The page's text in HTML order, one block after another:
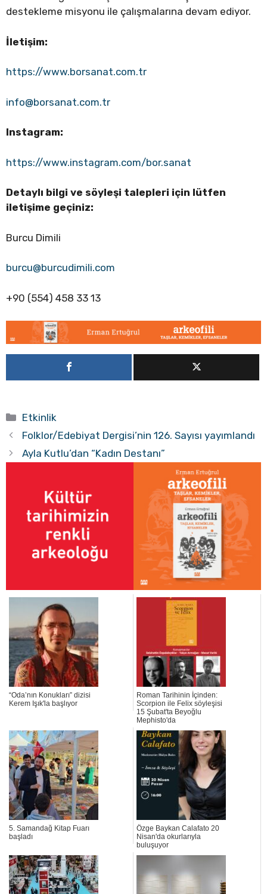
destekleme misyonu ile çalışmalarına devam ediyor.
İletişim:
https://www.borsanat.com.tr
info@borsanat.com.tr
Instagram:
https://www.instagram.com/bor.sanat
Detaylı bilgi ve söyleşi talepleri için lütfen
iletişime geçiniz:
Burcu Dimili
burcu@burcudimili.com
+90 (554) 458 33 13
Kategoriler
Etkinlik
Folklor/Edebiyat Dergisi’nin 126. Sayısı yayımlandı
Ayla Kutlu’dan “Kadın Destanı”
“Oda’nın Konukları” dizisi
Kerem Işık'la başlıyor
Roman Tarihinin İçinden:
Scorpion ile Felix söyleşisi
15 Şubat'ta Beyoğlu
Mephisto'da
5. Samandağ Kitap Fuarı
başladı
Özge Baykan Calafato 20
Nisan'da okurlarıyla
buluşuyor